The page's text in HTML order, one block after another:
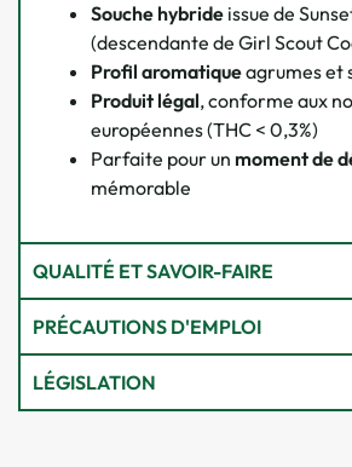
Souche hybride issue de
(descendante de Girl Scout
Profil aromatiqueagrumes et
Produit légal, conforme aux
européennes (THC < 0,3%)
Parfaite pour un moment de
mémorable
QUALITÉ ET SAVOIR-FAIRE
PRÉCAUTIONS D'EMPLOI
LÉGISLATION